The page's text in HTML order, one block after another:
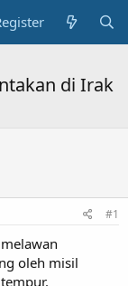
di Irak
#1
oleh misil